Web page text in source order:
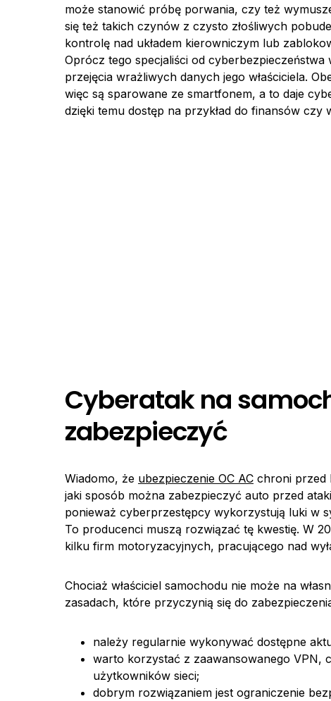
może stanowić próbę porwania, czy też
się też takich czynów z czysto złośliwych
kontrolę nad układem kierowniczym lub
Oprócz tego specjaliści od
przejęcia wrażliwych danych jego właściciela.
więc są sparowane ze smartfonem, a to daje
dzięki temu dostęp na przykład do finansów czy
Cyberatak na
zabezpieczyć
Wiadomo, że ubezpieczenie OC AC chroni przed
jaki sposób można zabezpieczyć auto przed
ponieważ cyberprzestępcy wykorzystują luki w
To producenci muszą rozwiązać tę kwestię. W
kilku firm motoryzacyjnych, pracującego nad
Chociaż właściciel samochodu nie może na
zasadach, które przyczynią się do
należy regularnie wykonywać dostępne
warto korzystać z zaawansowanego
użytkowników sieci;
dobrym rozwiązaniem jest ograniczenie